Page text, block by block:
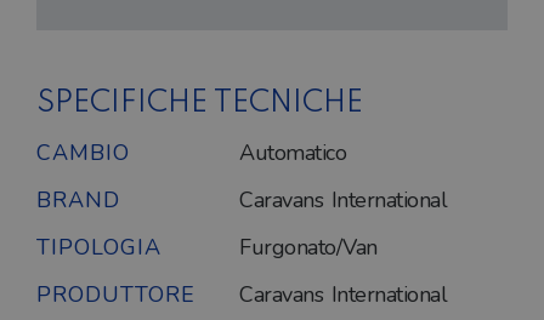
SPECIFICHE TECNICHE
CAMBIO
Automatico
BRAND
Caravans International
TIPOLOGIA
Furgonato/Van
PRODUTTORE
Caravans International